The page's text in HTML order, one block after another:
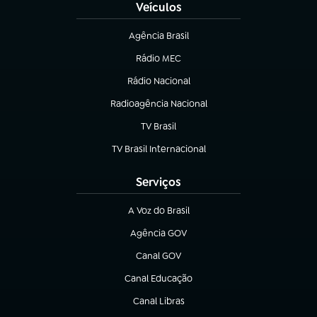
Veículos
Agência Brasil
(abre em nova aba)
Rádio MEC
Rádio Nacional
(abre em nova aba)
Radioagência Nacional
(abre em nova aba)
TV Brasil
(abre em nova aba)
TV Brasil Internacional
(abre em nova aba)
Serviços
A Voz do Brasil
(abre em nova aba)
Agência GOV
(abre em nova aba)
Canal GOV
(abre em nova aba)
Canal Educação
(abre em nova aba)
Canal Libras
(abre em nova aba)